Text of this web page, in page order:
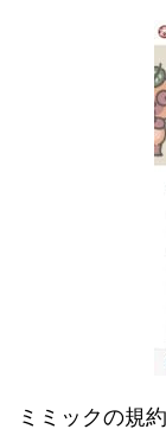
ミミックの規